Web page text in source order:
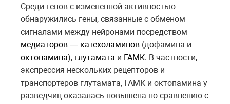
Среди генов с измененной активностью
обнаружились гены, связанные с обменом
сигналами между нейронами посредством
медиаторов — катехоламинов (дофамина и
октопамина), глутамата и ГАМК. В частности,
экспрессия нескольких рецепторов и
транспортеров глутамата, ГАМК и октопамина у
разведчиц оказалась повышена по сравнению с